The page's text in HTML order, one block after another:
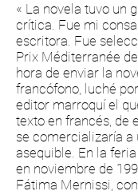
« La novela tuvo un
crítica. Fue mi
escritora. Fue
Prix Méditerranée
hora de enviar la
francófono, luché
editor marroquí el
texto en francés, de
se comercializaría a
asequible. En la
en noviembre de
Fátima Mernissi,